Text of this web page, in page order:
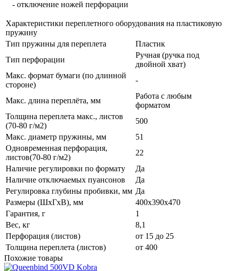
- отключение ножей перфорации
Характеристики переплетного оборудования на пластиковую
пружину
Тип пружины для переплета
Пластик
Тип перфорации
Ручная (ручка под
двойной хват)
Макс. формат бумаги (по длинной
стороне)
-
Макс. длина переплёта, мм
Работа с любым
форматом
Толщина переплета макс., листов
(70-80 г/м2)
500
Макс. диаметр пружины, мм
51
Одновременная перфорация,
листов(70-80 г/м2)
22
Наличие регулировки по формату
Да
Наличие отключаемых пуансонов
Да
Регулировка глубины пробивки, мм Да
Размеры (ШхГхВ), мм
400x390x470
Гарантия, г
1
Вес, кг
8,1
Перфорация (листов)
от 15 до 25
Толщина переплета (листов)
от 400
Похожие товары